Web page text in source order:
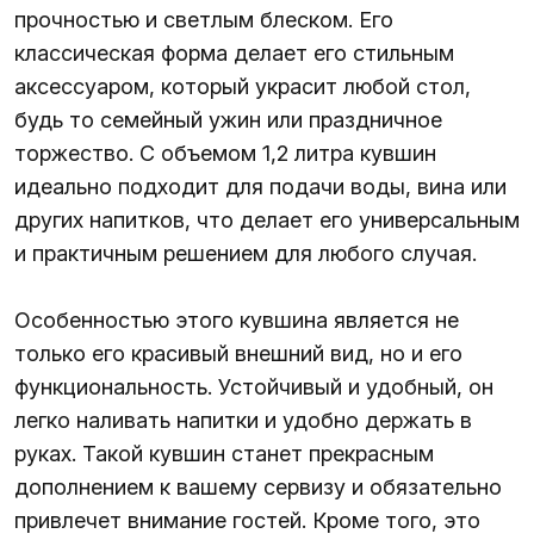
прочностью и светлым блеском. Его
классическая форма делает его стильным
аксессуаром, который украсит любой стол,
будь то семейный ужин или праздничное
торжество. С объемом 1,2 литра кувшин
идеально подходит для подачи воды, вина или
других напитков, что делает его универсальным
и практичным решением для любого случая.
Особенностью этого кувшина является не
только его красивый внешний вид, но и его
функциональность. Устойчивый и удобный, он
легко наливать напитки и удобно держать в
руках. Такой кувшин станет прекрасным
дополнением к вашему сервизу и обязательно
привлечет внимание гостей. Кроме того, это